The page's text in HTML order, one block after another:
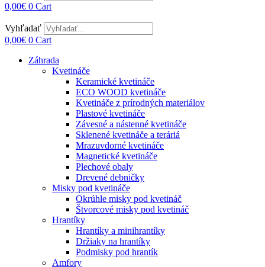
0,00€ 0 Cart
Vyhľadať
0,00€ 0 Cart
Záhrada
Kvetináče
Keramické kvetináče
ECO WOOD kvetináče
Kvetináče z prírodných materiálov
Plastové kvetináče
Závesné a nástenné kvetináče
Sklenené kvetináče a teráriá
Mrazuvdorné kvetináče
Magnetické kvetináče
Plechové obaly
Drevené debničky
Misky pod kvetináče
Okrúhle misky pod kvetináč
Štvorcové misky pod kvetináč
Hrantíky
Hrantíky a minihrantíky
Držiaky na hrantíky
Podmisky pod hrantík
Amfory